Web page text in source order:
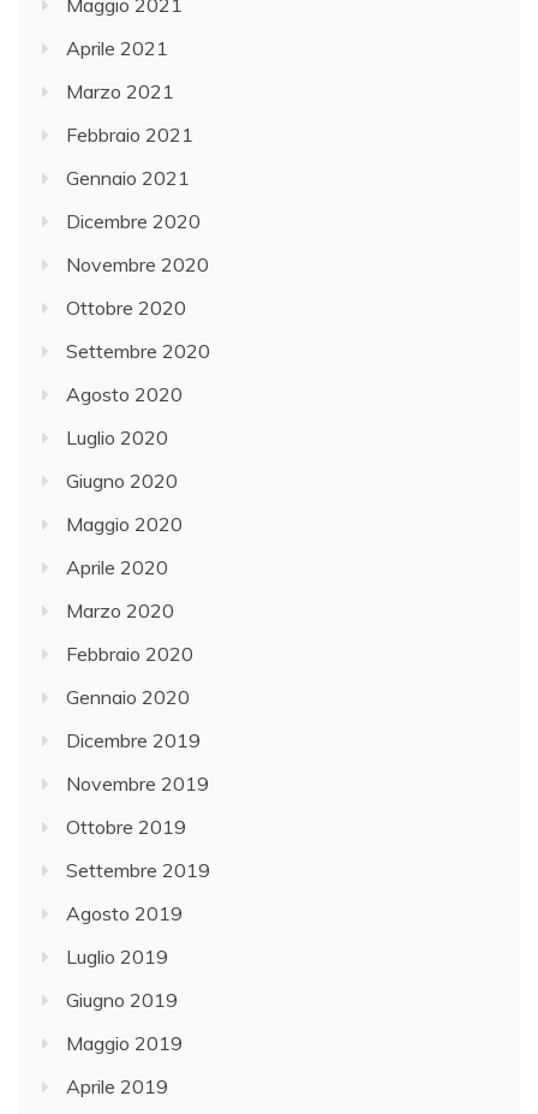
Aprile 2021
Marzo 2021
Febbraio 2021
Gennaio 2021
Dicembre 2020
Novembre 2020
Ottobre 2020
Settembre 2020
Agosto 2020
Luglio 2020
Giugno 2020
Maggio 2020
Aprile 2020
Marzo 2020
Febbraio 2020
Gennaio 2020
Dicembre 2019
Novembre 2019
Ottobre 2019
Settembre 2019
Agosto 2019
Luglio 2019
Giugno 2019
Maggio 2019
Aprile 2019